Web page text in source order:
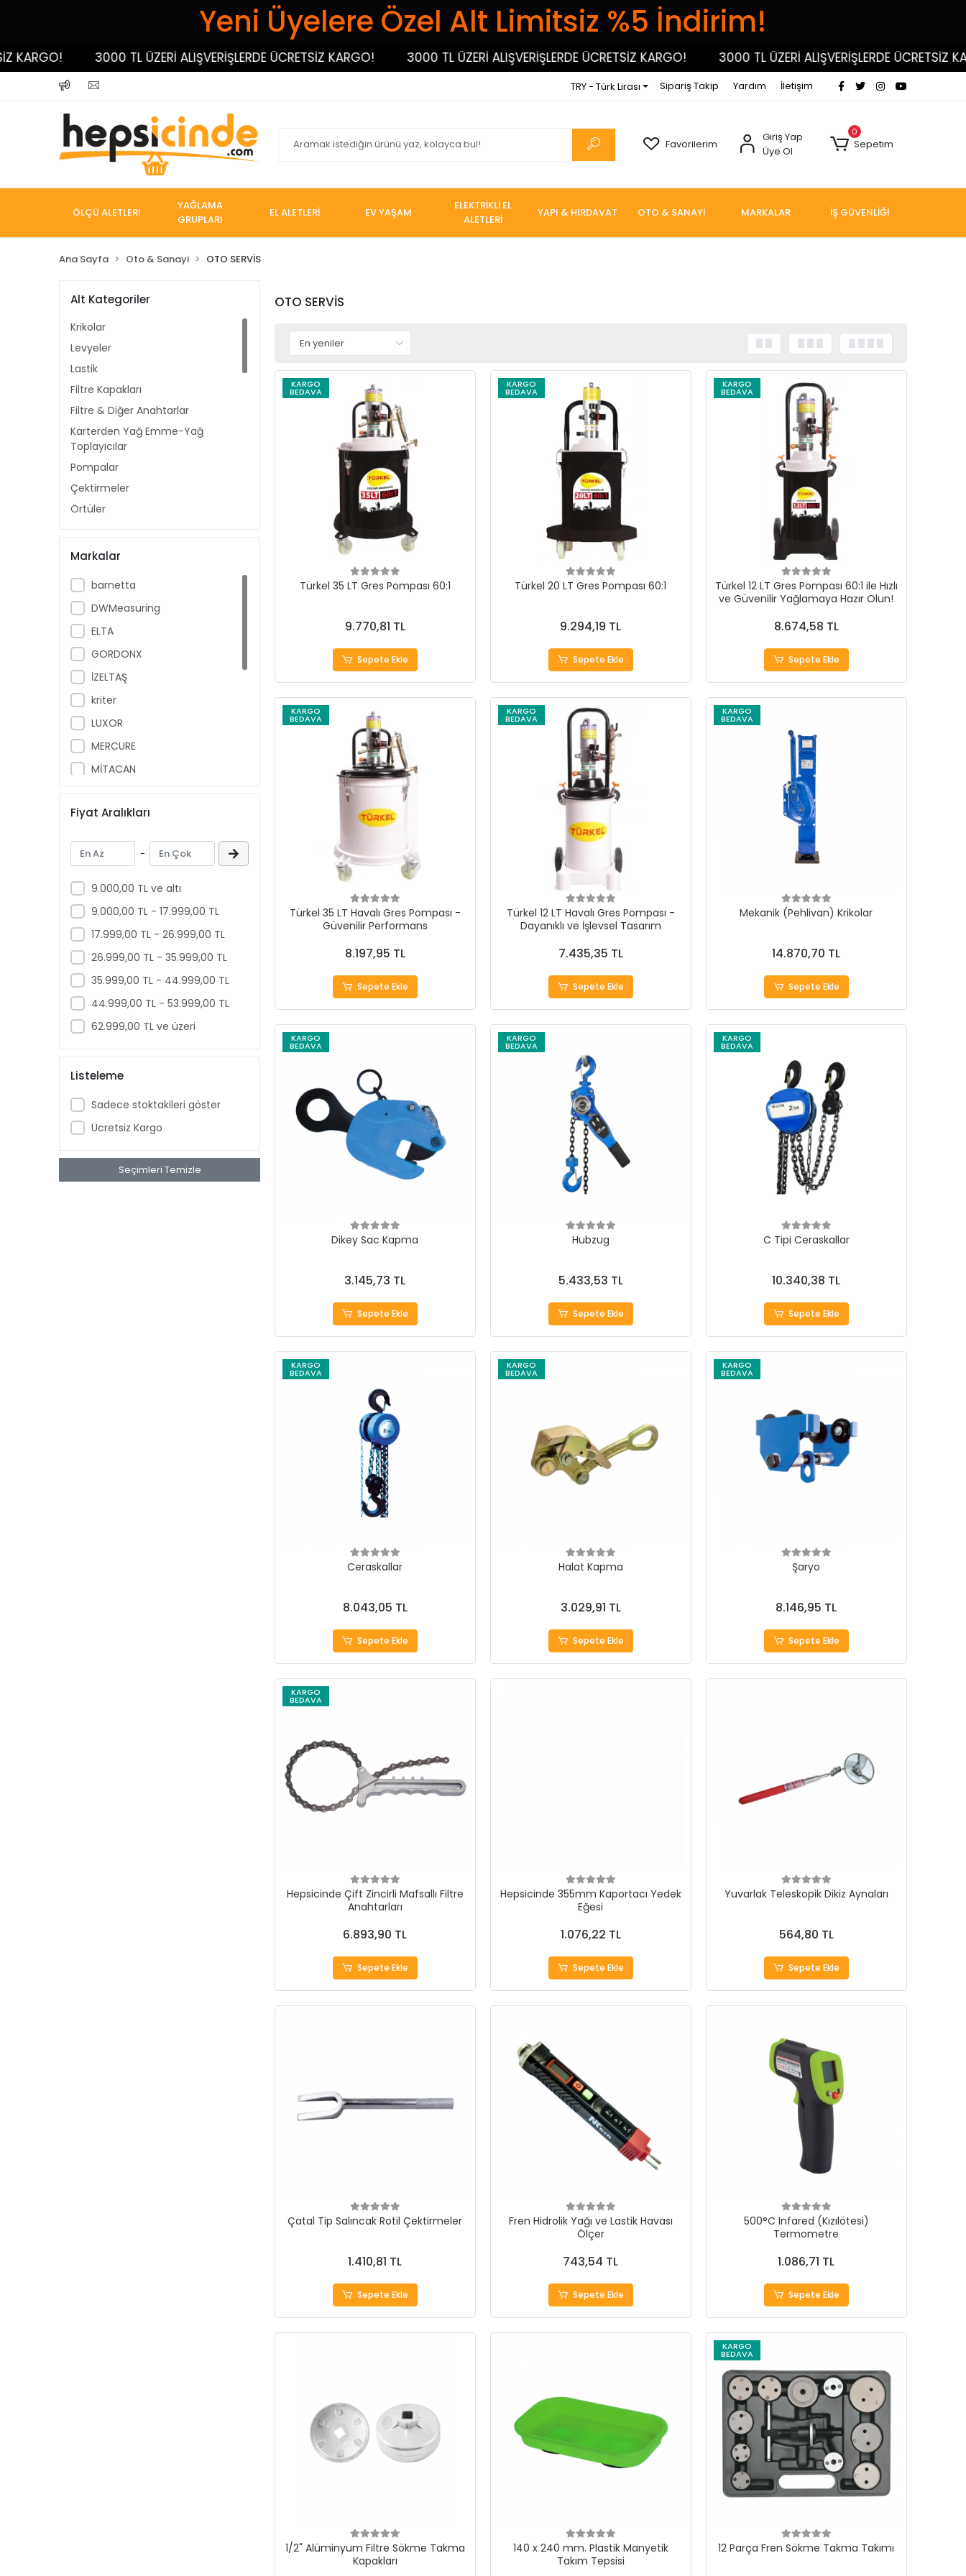
Yeni Üyelere Özel Alt Limitsiz %5 İndirim!
3000 TL ÜZERİ ALIŞVERİŞLERDE ÜCRETSİZ KARGO! 3000 TL ÜZERİ ALIŞVERİŞLERDE ÜCRETSİZ KARGO! 3000 TL ÜZERİ ALIŞVERİŞLERDE ÜCRETSİZ KARGO!
TRY - Türk Lirası Sipariş Takip Yardım İletişim
Favorilerim
Giriş Yap
Üye Ol
0
Sepetim
ÖLÇÜ ALETLERİ
YAĞLAMA
GRUPLARI
EL ALETLERİ EV YAŞAM
ELEKTRİKLİ EL
ALETLERİ
YAPI & HIRDAVAT OTO & SANAYİ MARKALAR İŞ GÜVENLİĞİ
Ana Sayfa Oto & Sanayi OTO SERVİS
Alt Kategoriler
Krikolar
Levyeler
Lastik
Filtre Kapakları
Filtre & Diğer Anahtarlar
Karterden Yağ Emme-Yağ
Toplayıcılar
Pompalar
Çektirmeler
Örtüler
Kaportacı Eğeleri
Tamirci Aydınlatmaları
Kaldıraçlar
Transfer Pompaları
Kurtağzı
Motor Standları
Akü Antifiriz Bomesi
Oto Servis Tabancaları
Yağdanlıklar
Hidrolik Boru Bükmeler
Bakım Onarım Setleri
Aparatlar
Sekman
Yağlar
Sentiller
Spralli Mıknatıslar
Fren Ayar, Sökme, Takma
Araç Kokuları
Köpük Püskürtmeler
Oto Servis Ekipmanları
Markalar
barnetta
DWMeasuring
ELTA
GORDONX
İZELTAŞ
kriter
LUXOR
MERCURE
MİTACAN
NT TOOLS
NTLights
NTTools
omega-tools
SUPER EXPERT
TORİN
Türkel
YAMA
Fiyat Aralıkları
-
9.000,00 TL ve altı
9.000,00 TL - 17.999,00 TL
17.999,00 TL - 26.999,00 TL
26.999,00 TL - 35.999,00 TL
35.999,00 TL - 44.999,00 TL
44.999,00 TL - 53.999,00 TL
62.999,00 TL ve üzeri
Listeleme
Sadece stoktakileri göster
Ücretsiz Kargo
Seçimleri Temizle
OTO SERVİS
KARGO
BEDAVA
Türkel 35 LT Gres Pompası 60:1
9.770,81 TL
Sepete Ekle
KARGO
BEDAVA
Türkel 20 LT Gres Pompası 60:1
9.294,19 TL
Sepete Ekle
KARGO
BEDAVA
Türkel 12 LT Gres Pompası 60:1 ile Hızlı
ve Güvenilir Yağlamaya Hazır Olun!
8.674,58 TL
Sepete Ekle
KARGO
BEDAVA
Türkel 35 LT Havalı Gres Pompası -
Güvenilir Performans
8.197,95 TL
Sepete Ekle
KARGO
BEDAVA
Türkel 12 LT Havalı Gres Pompası -
Dayanıklı ve İşlevsel Tasarım
7.435,35 TL
Sepete Ekle
KARGO
BEDAVA
Mekanik (Pehlivan) Krikolar
14.870,70 TL
Sepete Ekle
KARGO
BEDAVA
Dikey Sac Kapma
3.145,73 TL
Sepete Ekle
KARGO
BEDAVA
Hubzug
5.433,53 TL
Sepete Ekle
KARGO
BEDAVA
C Tipi Ceraskallar
10.340,38 TL
Sepete Ekle
KARGO
BEDAVA
Ceraskallar
8.043,05 TL
Sepete Ekle
KARGO
BEDAVA
Halat Kapma
3.029,91 TL
Sepete Ekle
KARGO
BEDAVA
Şaryo
8.146,95 TL
Sepete Ekle
KARGO
BEDAVA
Hepsicinde Çift Zincirli Mafsallı Filtre
Anahtarları
6.893,90 TL
Sepete Ekle
Hepsicinde 355mm Kaportacı Yedek
Eğesi
1.076,22 TL
Sepete Ekle
Yuvarlak Teleskopik Dikiz Aynaları
564,80 TL
Sepete Ekle
Çatal Tip Salıncak Rotil Çektirmeler
1.410,81 TL
Sepete Ekle
Fren Hidrolik Yağı ve Lastik Havası
Ölçer
743,54 TL
Sepete Ekle
500°C Infared (Kızılötesi)
Termometre
1.086,71 TL
Sepete Ekle
1/2" Alüminyum Filtre Sökme Takma
Kapakları
140 x 240 mm. Plastik Manyetik
Takım Tepsisi
KARGO
BEDAVA
12 Parça Fren Sökme Takma Takımı